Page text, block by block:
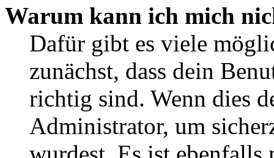
Warum kann ich mich
Dafür gibt es viele
zunächst, dass dein
richtig sind. Wenn dies
Administrator, um